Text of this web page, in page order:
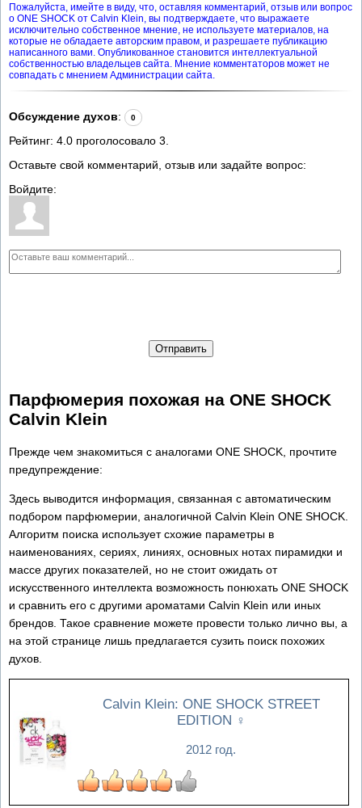
Пожалуйста, имейте в виду, что, оставляя комментарий, отзыв или вопрос
о ONE SHOCK от Calvin Klein, вы подтверждаете, что выражаете
исключительно собственное мнение, не используете материалов, на
которые не обладаете авторским правом, и разрешаете публикацию
написанного вами. Опубликованное становится интеллектуальной
собственностью владельцев сайта. Мнение комментаторов может не
совпадать с мнением Администрации сайта.
Обсуждение духов: 0
Рейтинг: 4.0 проголосовало 3
Оставьте свой комментарий, отзыв или задайте вопрос:
Войдите:
Отправить
Парфюмерия похожая на ONE SHOCK
Calvin Klein
Прежде чем знакомиться с аналогами ONE SHOCK, прочтите
предупреждение:
Здесь выводится информация, связанная с автоматическим
подбором парфюмерии, аналогичной Calvin Klein ONE SHOCK.
Алгоритм поиска использует схожие параметры в
наименованиях, сериях, линиях, основных нотах пирамидки и
массе других показателей, но не стоит ожидать от
искусственного интеллекта возможность понюхать ONE SHOCK
и сравнить его с другими ароматами Calvin Klein или иных
брендов. Такое сравнение можете провести только лично вы, а
на этой странице лишь предлагается сузить поиск похожих
духов.
Calvin Klein: ONE SHOCK STREET
EDITION ♀
2012 год.